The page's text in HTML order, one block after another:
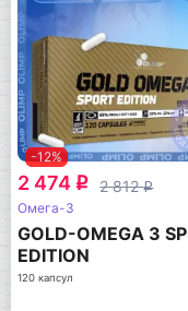
-12%
2 474 q 2 812q
Омега-3
GOLD-OMEGA 3
EDITION
120 капсул